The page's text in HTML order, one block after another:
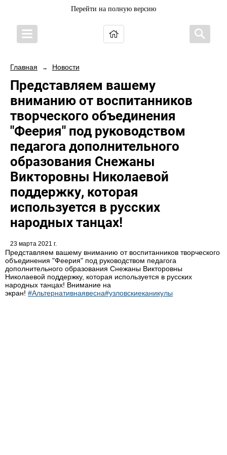
Перейти на полную версию
Главная → Новости
Представляем вашему
вниманию от воспитанников
творческого объединения
"Феерия" под руководством
педагога дополнительного
образования Снежаны
Викторовны Николаевой
поддержку, которая
используется в русских
народных танцах!
23 марта 2021 г.
Представляем вашему вниманию от воспитанников творческого
объединения "Феерия" под руководством педагога
дополнительного образования Снежаны Викторовны
Николаевой поддержку, которая используется в русских
народных танцах! Внимание на
экран! #Альтернативнаявесна#узловскиеканикулы